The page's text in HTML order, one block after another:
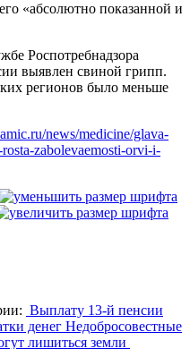
«абсолютно показанной и
Роспотребнадзора
выявлен свиной грипп.
регионов было меньше
news/medicine/glava-
zabolevaemosti-orvi-i-
Выплату 13-й пенсии
денег Недобросовестные
лишиться земли